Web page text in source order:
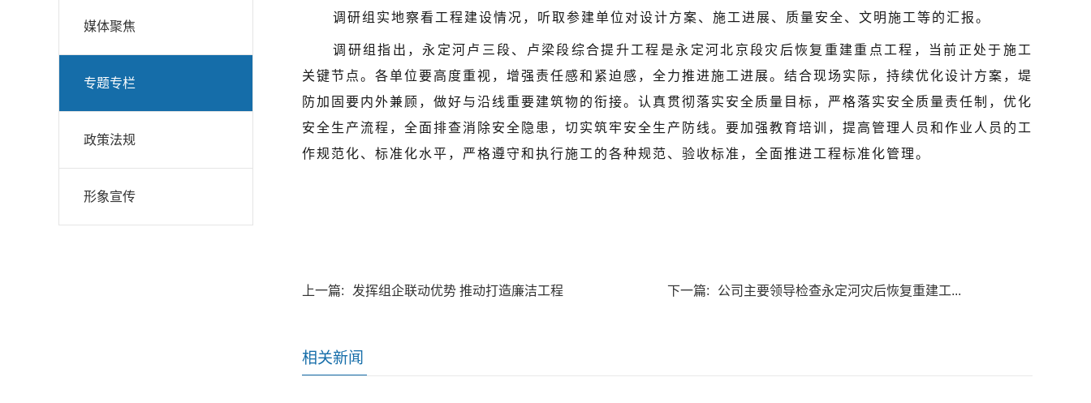
媒体聚焦
专题专栏
政策法规
形象宣传
调研组实地察看工程建设情况，听取参建单位对设计方案、施工进展、质量安全、文明施工等的汇报。
调研组指出，永定河卢三段、卢梁段综合提升工程是永定河北京段灾后恢复重建重点工程，当前正处于施工
关键节点。各单位要高度重视，增强责任感和紧迫感，全力推进施工进展。结合现场实际，持续优化设计方案，堤
防加固要内外兼顾，做好与沿线重要建筑物的衔接。认真贯彻落实安全质量目标，严格落实安全质量责任制，优化
安全生产流程，全面排查消除安全隐患，切实筑牢安全生产防线。要加强教育培训，提高管理人员和作业人员的工
作规范化、标准化水平，严格遵守和执行施工的各种规范、验收标准，全面推进工程标准化管理。
上一篇: 发挥组企联动优势 推动打造廉洁工程 下一篇: 公司主要领导检查永定河灾后恢复重建工...
相关新闻